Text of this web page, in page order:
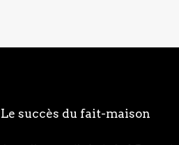
Le succès du fait-maison